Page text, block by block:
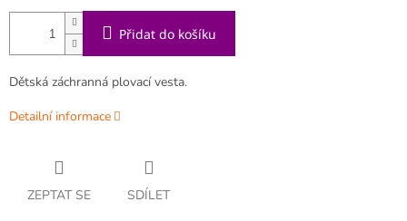
Přidat do košíku
Dětská záchranná plovací vesta.
Detailní informace
ZEPTAT SE SDÍLET